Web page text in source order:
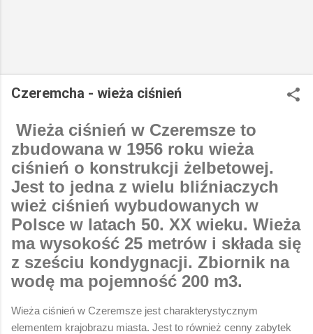
Czeremcha - wieża ciśnień
Wieża ciśnień w Czeremsze to
zbudowana w 1956 roku wieża
ciśnień o konstrukcji żelbetowej.
Jest to jedna z wielu bliźniaczych
wież ciśnień wybudowanych w
Polsce w latach 50. XX wieku. Wieża
ma wysokość 25 metrów i składa się
z sześciu kondygnacji. Zbiornik na
wodę ma pojemność 200 m3.
Wieża ciśnień w Czeremsze jest charakterystycznym
elementem krajobrazu miasta. Jest to również cenny zabytek